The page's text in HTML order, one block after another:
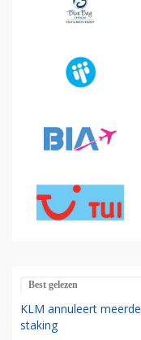
Best gelezen
KLM annuleert
staking